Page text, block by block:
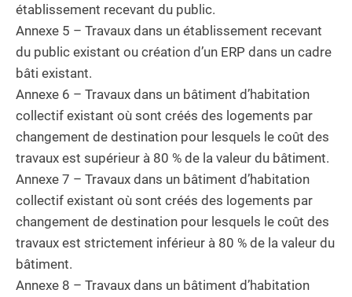
établissement recevant du public.
Annexe 5 – Travaux dans un établissement recevant
du public existant ou création d’un ERP dans un cadre
bâti existant.
Annexe 6 – Travaux dans un bâtiment d’habitation
collectif existant où sont créés des logements par
changement de destination pour lesquels le coût des
travaux est supérieur à 80 % de la valeur du bâtiment.
Annexe 7 – Travaux dans un bâtiment d’habitation
collectif existant où sont créés des logements par
changement de destination pour lesquels le coût des
travaux est strictement inférieur à 80 % de la valeur du
bâtiment.
Annexe 8 – Travaux dans un bâtiment d’habitation